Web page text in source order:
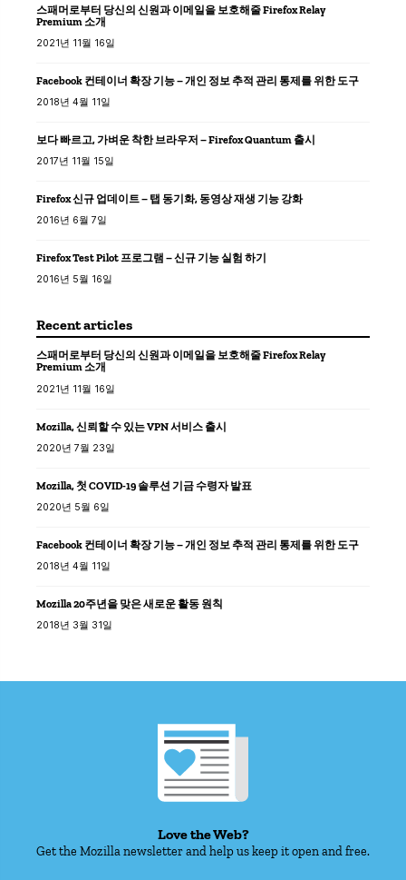
스패머로부터 당신의 신원과 이메일을 보호해줄 Firefox Relay
Premium 소개
2021년 11월 16일
Facebook 컨테이너 확장 기능 – 개인 정보 추적 관리 통제를 위한 도구
2018년 4월 11일
보다 빠르고, 가벼운 착한 브라우저 – Firefox Quantum 출시
2017년 11월 15일
Firefox 신규 업데이트 – 탭 동기화, 동영상 재생 기능 강화
2016년 6월 7일
Firefox Test Pilot 프로그램 – 신규 기능 실험 하기
2016년 5월 16일
Recent articles
스패머로부터 당신의 신원과 이메일을 보호해줄 Firefox Relay
Premium 소개
2021년 11월 16일
Mozilla, 신뢰할 수 있는 VPN 서비스 출시
2020년 7월 23일
Mozilla, 첫 COVID-19 솔루션 기금 수령자 발표
2020년 5월 6일
Facebook 컨테이너 확장 기능 – 개인 정보 추적 관리 통제를 위한 도구
2018년 4월 11일
Mozilla 20주년을 맞은 새로운 활동 원칙
2018년 3월 31일
Love the Web?
Get the Mozilla newsletter and help us keep it open and free.